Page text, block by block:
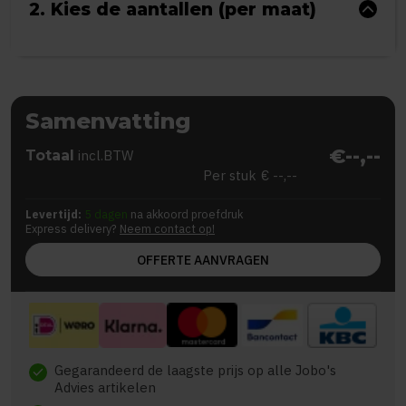
2. Kies de aantallen (per maat)
Samenvatting
Totaal incl.BTW €--,--
Per stuk € --,--
Levertijd: 5 dagen na akkoord proefdruk
Express delivery? Neem contact op!
OFFERTE AANVRAGEN
check Gegarandeerd de laagste prijs op alle Jobo's
Advies artikelen